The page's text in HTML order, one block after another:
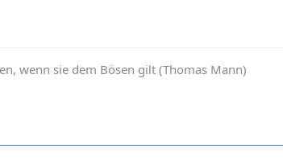
wenn sie dem Bösen gilt (Thomas Mann)